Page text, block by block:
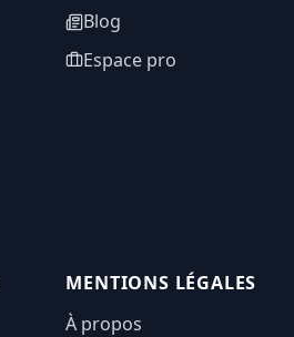
Blog
Espace pro
MENTIONS LÉGALES
À propos